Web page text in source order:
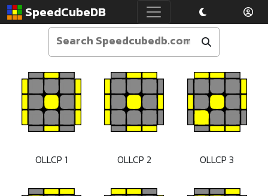
SpeedCubeDB
OLLCP 1 OLLCP 2 OLLCP 3